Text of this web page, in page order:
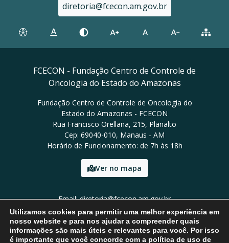
diretoria@fcecon.am.gov.br
FCECON - Fundação Centro de Controle de
Oncologia do Estado do Amazonas
Fundação Centro de Controle de Oncologia do
Estado do Amazonas - FCECON
Rua Francisco Orellana, 215, Planalto
Cep: 69040-010, Manaus - AM
Horário de Funcionamento: de 7h às 18h
Ver no mapa
Email: diretoria@fcecon.am.gov.br
Tel: (92) 3024-0420 / 3024-0421
Utilizamos cookies para permitir uma melhor experiência em
nosso website e para nos ajudar a compreender quais
informações são mais úteis e relevantes para você. Por isso
é importante que você concorde com a política de uso de